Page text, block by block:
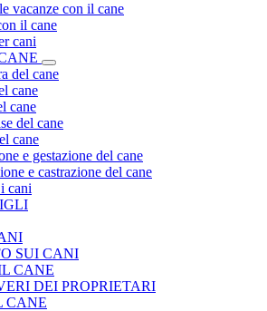
vacanze con il cane
il cane
cani
del cane
cane
cane
del cane
cane
e gestazione del cane
e castrazione del cane
cani
SUI CANI
CANE
DEI PROPRIETARI
CANE